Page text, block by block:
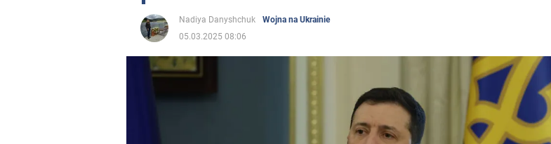
Nadiya Danyshchuk
Wojna na Ukrainie
05.03.2025 08:06